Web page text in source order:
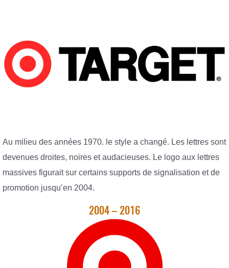
Au milieu des années 1970. le style a changé. Les lettres sont
devenues droites, noires et audacieuses. Le logo aux lettres
massives figurait sur certains supports de signalisation et de
promotion jusqu’en 2004.
2004 – 2016